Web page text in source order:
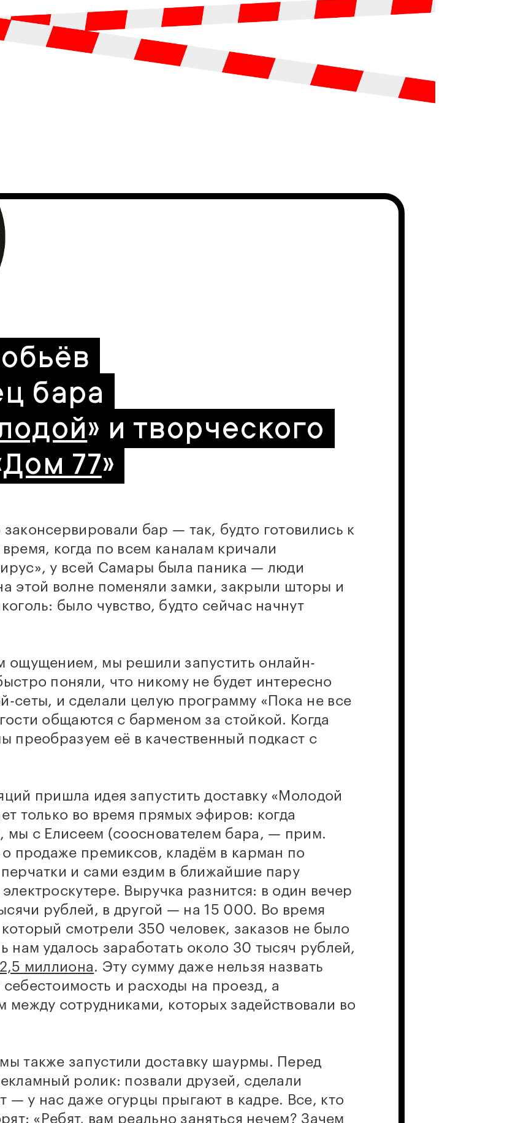
бара
» и творческого
Дом 77»
бар — так, будто готовились к
когда по всем каналам кричали
у всей Самары была паника — люди
этой волне поменяли замки, закрыли шторы и
было чувство, будто сейчас начнут
ощущением, мы решили запустить онлайн-
поняли, что никому не будет интересно
сеты, и сделали целую программу «Пока не все
общаются с барменом за стойкой. Когда
преобразуем её в качественный подкаст с
пришла идея запустить доставку «Молодой
только во время прямых эфиров: когда
мы с Елисеем (сооснователем бара, — прим.
продаже премиксов, кладём в карман по
и сами ездим в ближайшие пару
Выручка разнится: в один вечер
рублей, в другой — на 15 000. Во время
смотрели 350 человек, заказов не было
нам удалось заработать около 30 тысяч рублей,
2,5 миллиона. Эту сумму даже нельзя назвать
и расходы на проезд, а
между сотрудниками, которых задействовали во
также запустили доставку шаурмы. Перед
ролик: позвали друзей, сделали
— у нас даже огурцы прыгают в кадре. Все, кто
«Ребят, вам реально заняться нечем? Зачем